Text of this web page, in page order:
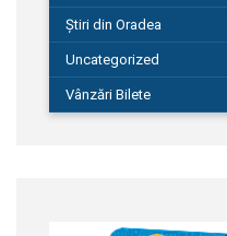
Știri din Oradea
Uncategorized
Vânzări Bilete